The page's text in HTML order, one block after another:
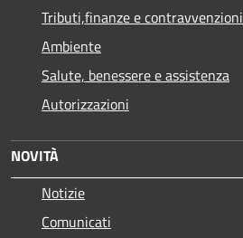
Tributi,finanze e contravvenzioni
Ambiente
Salute, benessere e assistenza
Autorizzazioni
NOVITÀ
Notizie
Comunicati